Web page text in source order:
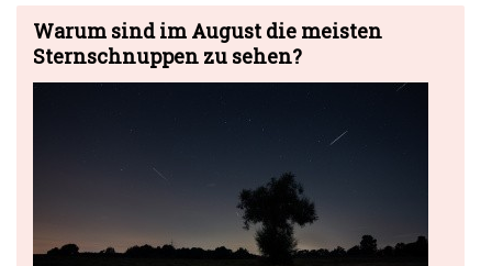
Warum sind im August die meisten
Sternschnuppen zu sehen?